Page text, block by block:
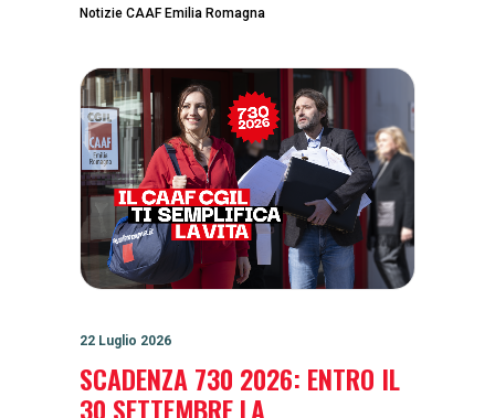
Notizie CAAF Emilia Romagna
22 Luglio 2026
SCADENZA 730 2026: ENTRO IL
30 SETTEMBRE LA